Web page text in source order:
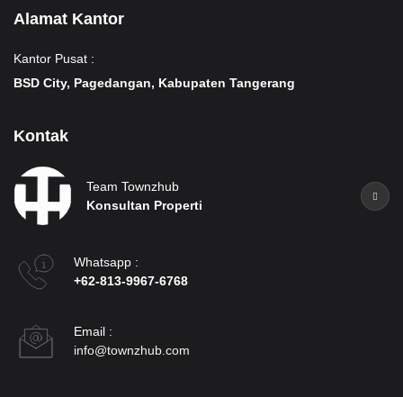
Alamat Kantor
Kantor Pusat :
BSD City, Pagedangan, Kabupaten Tangerang
Kontak
Team Townzhub
Konsultan Properti
Whatsapp :
+62-813-9967-6768
Email :
info@townzhub.com